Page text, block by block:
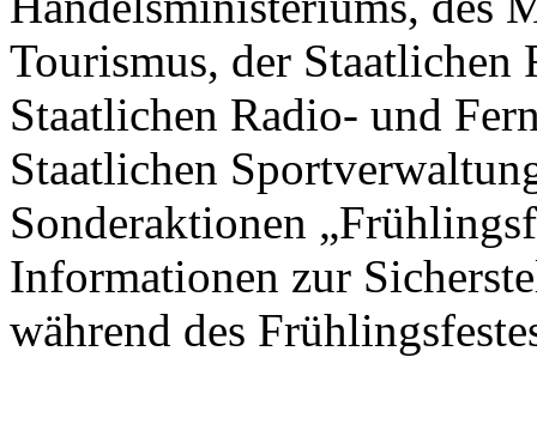
Tourismus, der Staatlichen
Staatlichen Radio- und
Staatlichen
Sonderaktionen
Informationen zur
während des